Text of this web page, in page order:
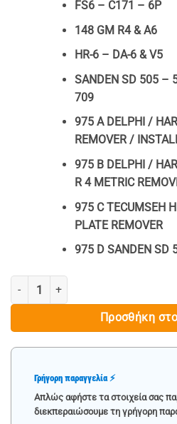
FS6 – C171 – 6P
148 GM R4 & A6
HR-6 – DA-6 & V5
SANDEN SD 505
709
975 A DELPHI /
REMOVER /
975 B DELPHI /
R 4 METRIC
975 C TECUMSEH
PLATE REMOVER
975 D SANDEN SD
ΣΕΤ ΕΡΓΑΛΕΙΩΝ ΕΠΙΣΚΕΥΗΣ AIR-
Προσθήκη
Γρήγορη παραγγελία ⚡
Απλώς αφήστε τα στοιχεία σας
διεκπεραιώσουμε τη γρήγορη